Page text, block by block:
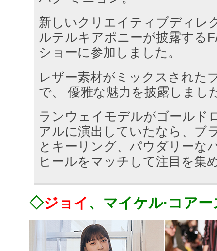
新しいクリエイティブディレ
ルテルキアポニーが披露する
ショーに参加しました。
レザー素材がミックスされた
で、 優雅な魅力を披露しまし
ランウェイモデルがゴールド
アルに演出していたなら、ブ
とキーリング、パウダリーな
ヒールをマッチして注目を集
◇ジョイ 、マイケル·コアー